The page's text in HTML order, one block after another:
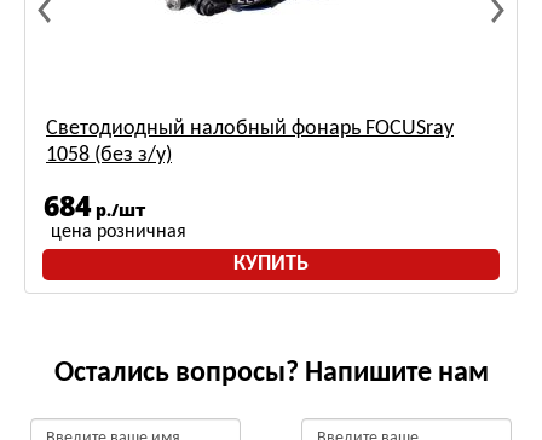
Светодиодный налобный фонарь FOCUSray
1058 (без з/у)
684 р./шт
цена розничная
КУПИТЬ
Остались вопросы? Напишите нам